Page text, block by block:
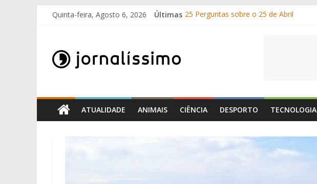
Quinta-feira, Agosto 6, 2026 Últimas 25 Perguntas sobre o 25 de Abril
Jornalissimo
Jornalissimo
ATUALIDADE ANIMAIS CIÊNCIA DESPORTO TECNOLOGIA